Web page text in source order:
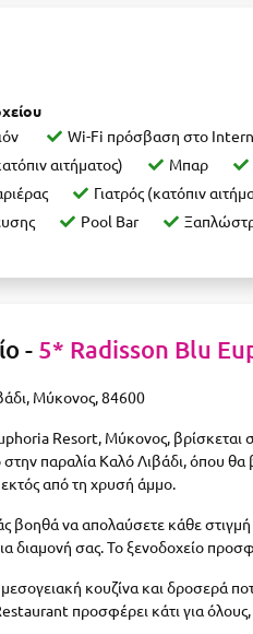
Wi-Fi πρόσβαση στο
αιτήματος)
Μπαρ
Γιατρός (κατόπιν
Pool Bar
- 5* Radisson Blu
Μύκονος, 84600
Resort, Μύκονος, βρίσκεται
παραλία Καλό Λιβάδι, όπου θα
από τη χρυσή άμμο.
βοηθά να απολαύσετε κάθε
διαμονή σας. Το ξενοδοχείο
κουζίνα και δροσερά
προσφέρει κάτι για